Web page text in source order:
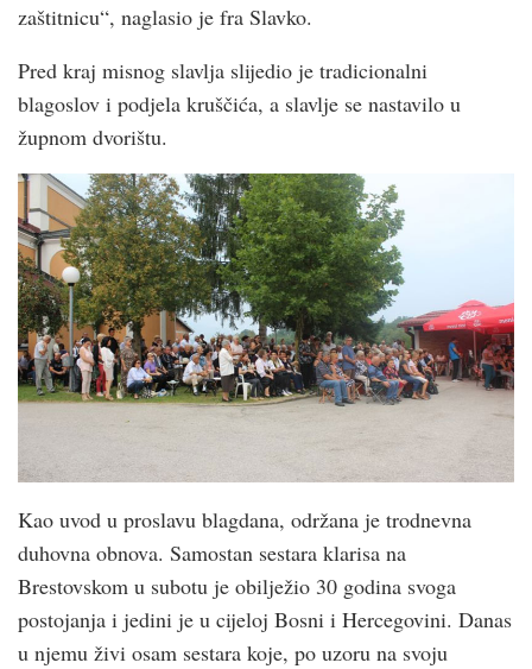
zaštitnicu“, naglasio je fra Slavko.
Pred kraj misnog slavlja slijedio je tradicionalni
blagoslov i podjela kruščića, a slavlje se nastavilo u
župnom dvorištu.
Kao uvod u proslavu blagdana, održana je trodnevna
duhovna obnova. Samostan sestara klarisa na
Brestovskom u subotu je obilježio 30 godina svoga
postojanja i jedini je u cijeloj Bosni i Hercegovini. Danas
u njemu živi osam sestara koje, po uzoru na svoju